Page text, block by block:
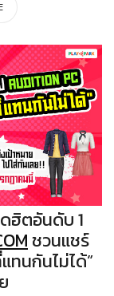
ฮิตอันดับ 1
ชวนแชร์
ทนกันไม่ได้”